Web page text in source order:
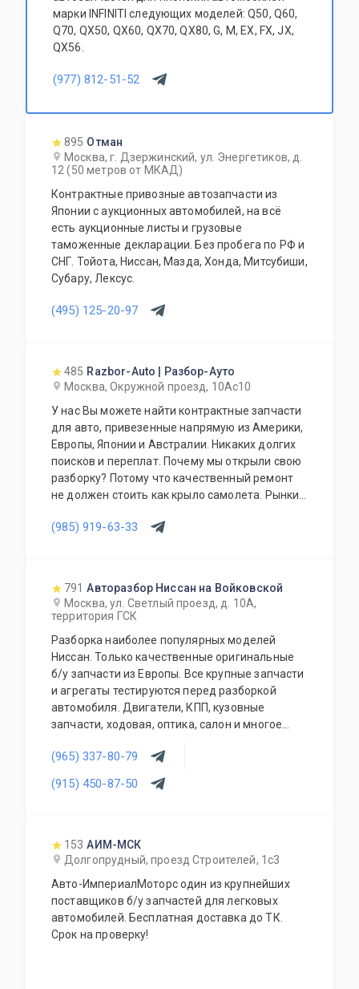
марки INFINITI следующих моделей: Q50, Q60,
Q70, QX50, QX60, QX70, QX80, G, M, EX, FX, JX,
QX56.
(977) 812-51-52
895 Отман
Москва, г. Дзержинский, ул. Энергетиков, д.
12 (50 метров от МКАД)
Контрактные привозные автозапчасти из
Японии с аукционных автомобилей, на всё
есть аукционные листы и грузовые
таможенные декларации. Без пробега по РФ и
СНГ. Тойота, Ниссан, Мазда, Хонда, Митсубиши,
Субару, Лексус.
(495) 125-20-97
485 Razbor-Auto | Разбор-Ауто
Москва, Окружной проезд, 10Ас10
У нас Вы можете найти контрактные запчасти
для авто, привезенные напрямую из Америки,
Европы, Японии и Австралии. Никаких долгих
поисков и переплат. Почему мы открыли свою
разборку? Потому что качественный ремонт
не должен стоить как крыло самолета. Рынки
отличных доноров с живыми узлами. Мы
(985) 919-63-33
791 Авторазбор Ниссан на Войковской
Москва, ул. Светлый проезд, д. 10А,
территория ГСК
Разборка наиболее популярных моделей
Ниссан. Только качественные оригинальные
б/у запчасти из Европы. Все крупные запчасти
и агрегаты тестируются перед разборкой
автомобиля. Двигатели, КПП, кузовные
запчасти, ходовая, оптика, салон и многое
(965) 337-80-79
(915) 450-87-50
153 АИМ-МСК
Долгопрудный, проезд Строителей, 1с3
Авто-ИмпериалМоторс один из крупнейших
поставщиков б/у запчастей для легковых
автомобилей. Бесплатная доставка до ТК.
Срок на проверку!